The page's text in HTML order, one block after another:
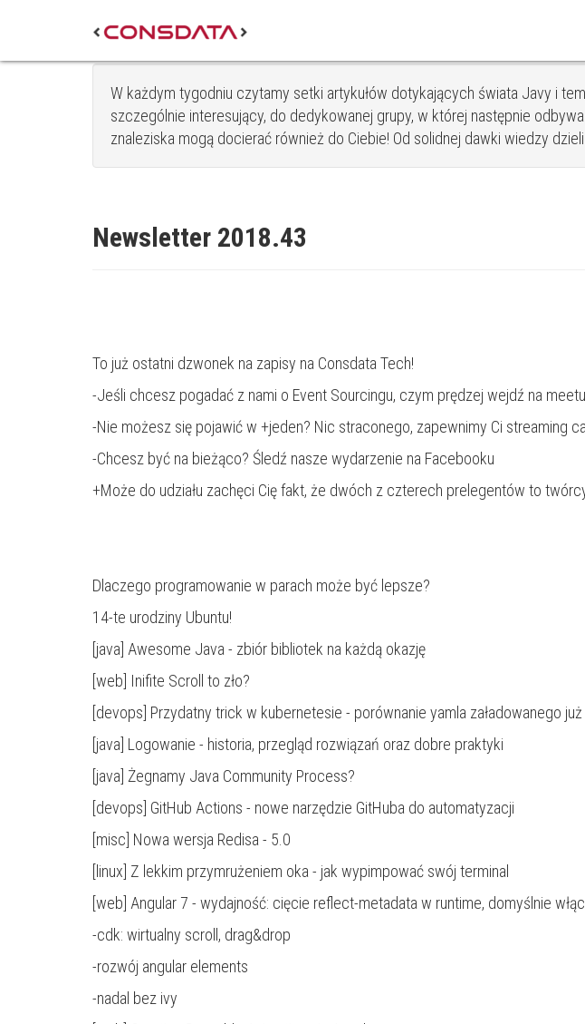
W każdym tygodniu czytamy setki artykułów dotykających świata Javy i
szczególnie interesujący, do dedykowanej grupy, w której następnie
znaleziska mogą docierać również do Ciebie! Od solidnej dawki wiedzy dzieli
Newsletter 2018.43
To już ostatni dzwonek na zapisy na Consdata Tech!
-Jeśli chcesz pogadać z nami o Event Sourcingu, czym prędzej wejdź na
-Nie możesz się pojawić w +jeden? Nic straconego, zapewnimy Ci streaming
-Chcesz być na bieżąco? Śledź nasze wydarzenie na Facebooku
+Może do udziału zachęci Cię fakt, że dwóch z czterech prelegentów to
Dlaczego programowanie w parach może być lepsze?
14-te urodziny Ubuntu!
[java] Awesome Java - zbiór bibliotek na każdą okazję
[web] Inifite Scroll to zło?
[devops] Przydatny trick w kubernetesie - porównanie yamla załadowanego
[java] Logowanie - historia, przegląd rozwiązań oraz dobre praktyki
[java] Żegnamy Java Community Process?
[devops] GitHub Actions - nowe narzędzie GitHuba do automatyzacji
[misc] Nowa wersja Redisa - 5.0
[linux] Z lekkim przymrużeniem oka - jak wypimpować swój terminal
[web] Angular 7 - wydajność: cięcie reflect-metadata w runtime, domyślnie
-cdk: wirtualny scroll, drag&drop
-rozwój angular elements
-nadal bez ivy